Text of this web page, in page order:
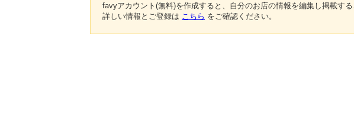
favyアカウント(無料)を作成すると、自分のお店の情報を編集し掲載する
詳しい情報とご登録は こちら をご確認ください。